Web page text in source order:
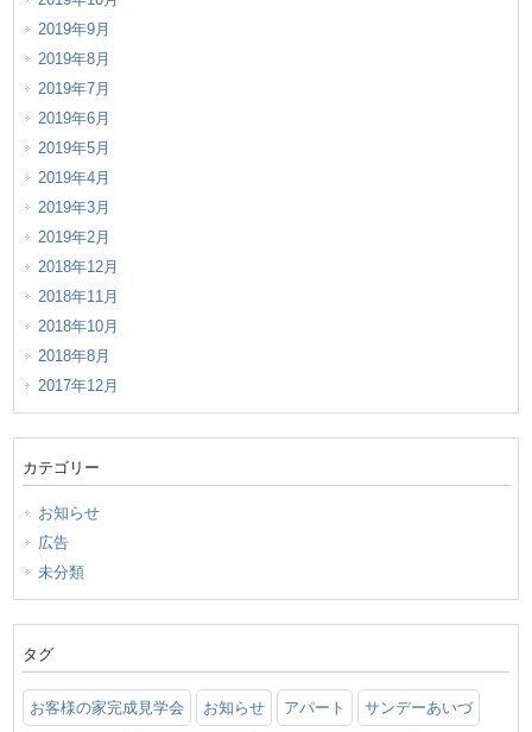
2019年9月
2019年8月
2019年7月
2019年6月
2019年5月
2019年4月
2019年3月
2019年2月
2018年12月
2018年11月
2018年10月
2018年8月
2017年12月
カテゴリー
お知らせ
広告
未分類
タグ
お客様の家完成見学会 お知らせ アパート サンデーあいづ